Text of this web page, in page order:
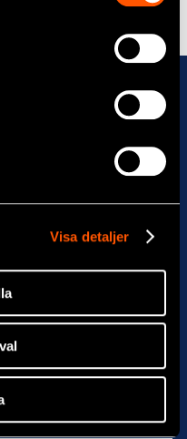
Visa detaljer